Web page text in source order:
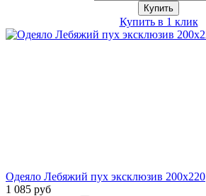
Купить в 1 клик
Одеяло Лебяжий пух эксклюзив 200х220
1 085 руб